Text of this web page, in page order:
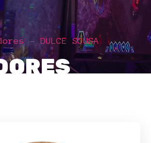
DULCE SOUSA